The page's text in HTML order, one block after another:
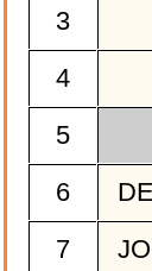
3
4
5
6
7